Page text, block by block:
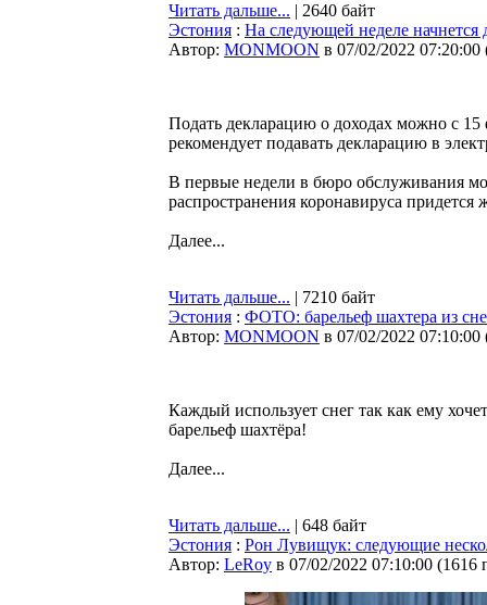
Читать дальше... | 2640 байт
Эстония : На следующей неделе начнется
Автор: MONMOON в 07/02/2022 07:20:00
Подать декларацию о доходах можно с
рекомендует подавать декларацию в
В первые недели в бюро обслуживания
распространения коронавируса придется
Далее...
Читать дальше... | 7210 байт
Эстония : ФОТО: барельеф шахтера из
Автор: MONMOON в 07/02/2022 07:10:00
Каждый использует снег так как ему
барельеф шахтёра!
Далее...
Читать дальше... | 648 байт
Эстония : Рон Лувищук: следующие
Автор: LeRoy в 07/02/2022 07:10:00 (1616